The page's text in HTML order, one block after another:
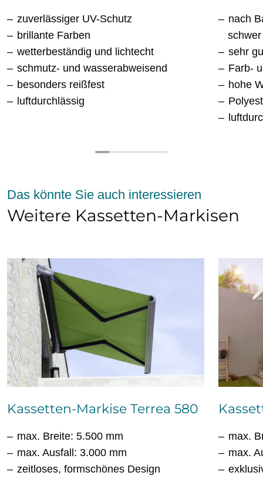
zuverlässiger UV-Schutz
brillante Farben
wetterbeständig und lichtecht
schmutz- und wasserabweisend
besonders reißfest
luftdurchlässig
nach
sehr
Farb-
hohe
Das könnte Sie auch interessieren
Weitere Kassetten-Markisen
Kassetten-Markise Terrea 580
max. Breite: 5.500 mm
max. Ausfall: 3.000 mm
zeitloses, formschönes Design
max.
max.